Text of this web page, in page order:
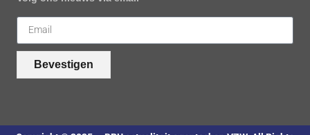
Bevestigen